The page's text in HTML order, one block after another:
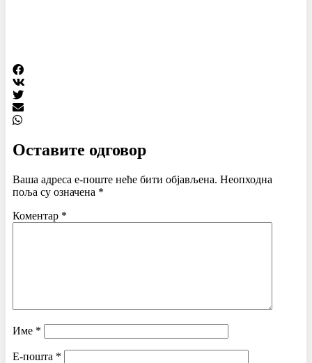
Оставите одговор
Ваша адреса е-поште неће бити објављена. Неопходна
поља су означена *
Коментар *
Име *
Е-пошта *